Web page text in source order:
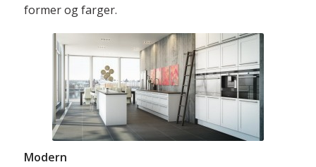
former og farger.
Modern